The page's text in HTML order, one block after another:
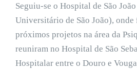
Seguiu-se o Hospital de São
Universitário de São João), onde
próximos projetos na área da
reuniram no Hospital de São
Hospitalar entre o Douro e